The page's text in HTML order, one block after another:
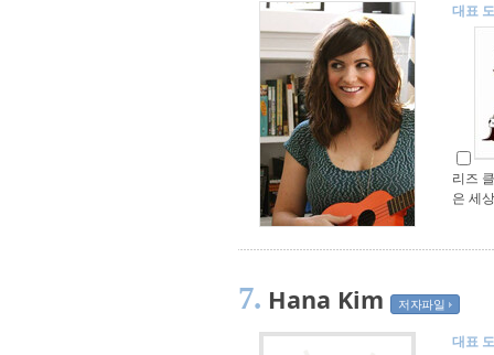
대표
리즈
은 세상
7. Hana Kim 저자파일
대표